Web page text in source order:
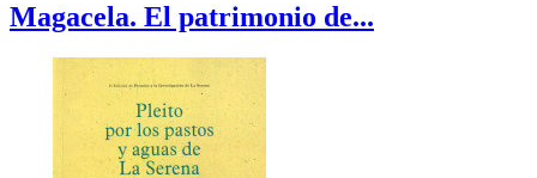
Magacela. El patrimonio de...